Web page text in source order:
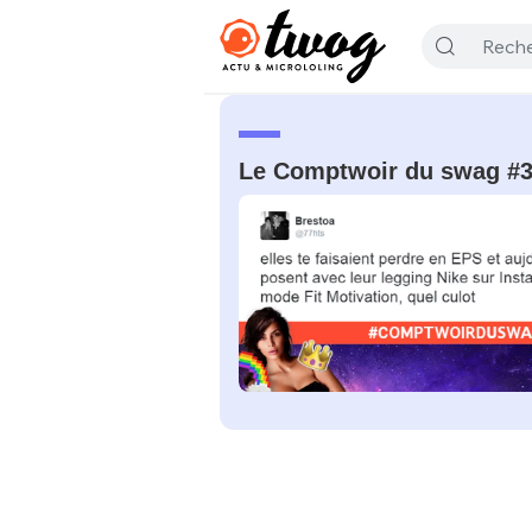
Le Comptwoir du swag